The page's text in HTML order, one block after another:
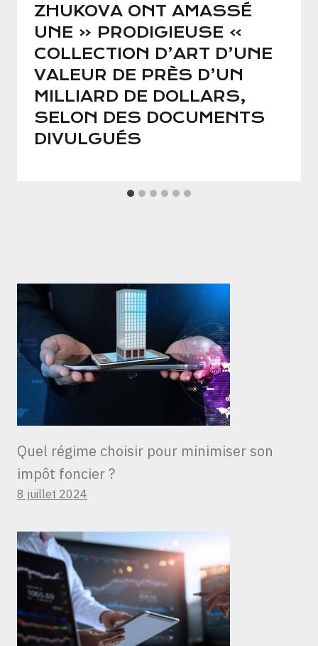
ZHUKOVA ONT AMASSÉ
UNE « PRODIGIEUSE »
COLLECTION D’ART D’UNE
VALEUR DE PRÈS D’UN
MILLIARD DE DOLLARS,
SELON DES DOCUMENTS
DIVULGUÉS
Quel régime choisir pour minimiser son
impôt foncier ?
8 juillet 2024